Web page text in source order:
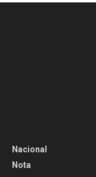
Nacional
Nota